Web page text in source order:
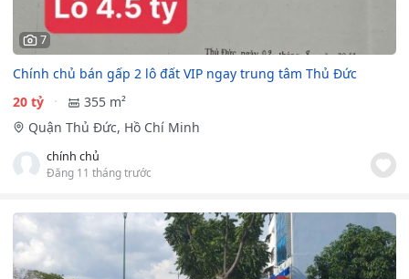
7
Chính chủ bán gấp 2 lô đất VIP ngay trung tâm Thủ Đức
20 tỷ
355 m²
Quận Thủ Đức, Hồ Chí Minh
chính chủ
Đăng 11 tháng trước